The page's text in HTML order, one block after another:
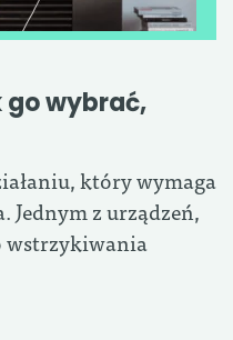
go wybrać,
który wymaga
z urządzeń,
wstrzykiwania